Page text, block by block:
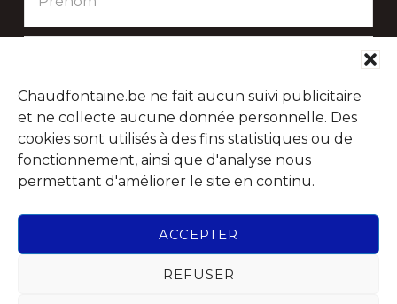
Chaudfontaine.be ne fait aucun suivi publicitaire
et ne collecte aucune donnée personnelle. Des
cookies sont utilisés à des fins statistiques ou de
fonctionnement, ainsi que d'analyse nous
permettant d'améliorer le site en continu.
ACCEPTER
REFUSER
Suivez-nous sur les réseaux sociaux